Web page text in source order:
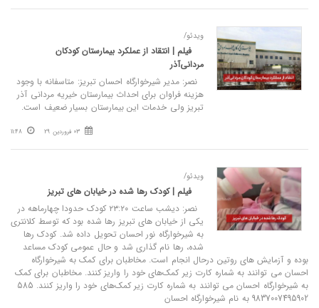
ویدئو/
فیلم | انتقاد از عملکرد بیمارستان کودکان
مردانی‌آذر
نصر: مدیر شیرخوارگاه احسان تبریز: متاسفانه با وجود
هزینه فراوان برای احداث بیمارستان خیریه مردانی آذر
تبریز ولی خدمات این بیمارستان بسیار ضعیف است.
03 فروردین 29 11:48
ویدئو/
فیلم | کودک رها شده در خیابان های تبریز
نصر: دیشب ساعت ۲۳:۲۰ کودک حدودا چهارماهه در
یکی از خیابان های تبریز رها شده بود که توسط کلانتری
به شیرخوارگاه نور احسان تحویل داده شد. کودک رها
شده، رها نام گذاری شد و حال عمومی کودک مساعد
بوده و آزمایش های روتین درحال انجام است. مخاطبان برای کمک به شیرخوارگاه
احسان می توانند به شماره کارت زیر کمک‌های خود را واریز کنند. مخاطبان برای کمک
به شیرخوارگاه احسان می توانند به شماره کارت زیر کمک‌های خود را واریز کنند. 585
9837007495902 به نام شیرخوارگاه احسان